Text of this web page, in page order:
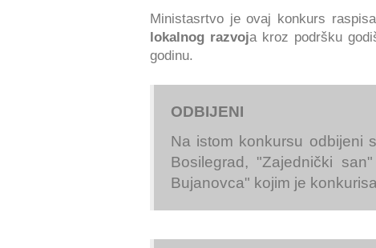
Ministasrtvo je ovaj konkurs
lokalnog razvoja kroz podršku
godinu.
ODBIJENI
Na istom konkursu odbijeni
Bosilegrad, "Zajednički
Bujanovca" kojim je